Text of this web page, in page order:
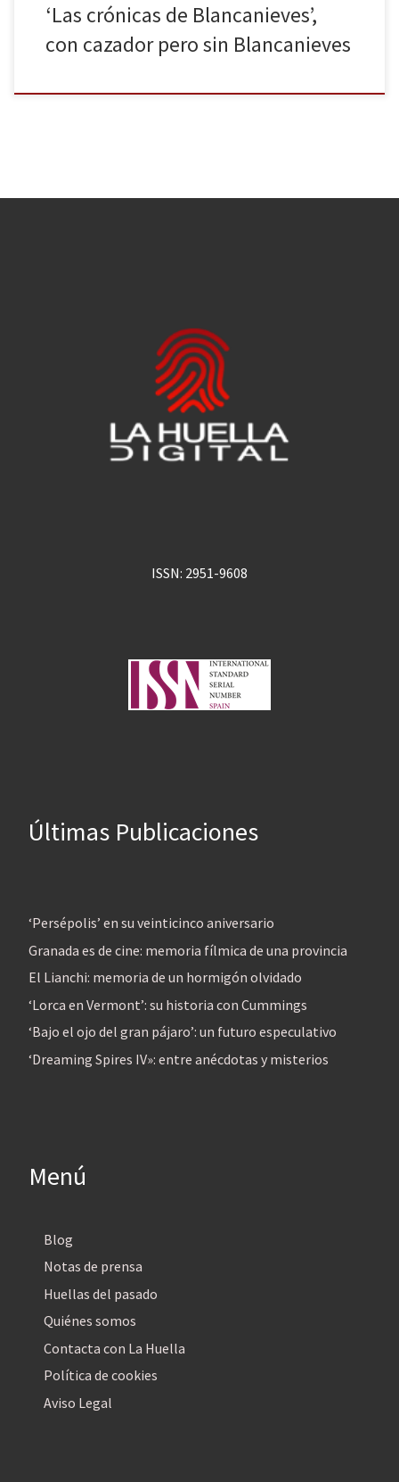
‘Las crónicas de Blancanieves’,
con cazador pero sin Blancanieves
ISSN: 2951-9608
Últimas Publicaciones
‘Persépolis’ en su veinticinco aniversario
Granada es de cine: memoria fílmica de una provincia
El Lianchi: memoria de un hormigón olvidado
‘Lorca en Vermont’: su historia con Cummings
‘Bajo el ojo del gran pájaro’: un futuro especulativo
‘Dreaming Spires IV»: entre anécdotas y misterios
Menú
Blog
Notas de prensa
Huellas del pasado
Quiénes somos
Contacta con La Huella
Política de cookies
Aviso Legal